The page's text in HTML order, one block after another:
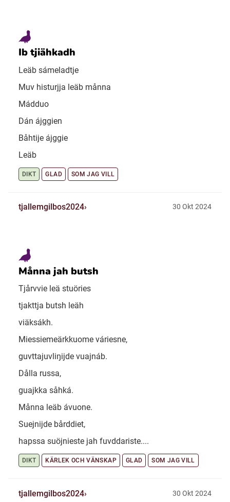
Ib tjiähkadh
Leäb sámeladtje
Muv histurjja leäb månna
Mádduo
Dán ájggien
Båhtije ájggie
Leäb
DIKT GLAD SOM JAG VILL
tjallemgilbos2024 30 Okt 2024
Månna jah butsh
Tjårvvie leä stuöries
tjakttja butsh leäh
viäksákh.
Miessiemeärkkuome váriesne,
guvttajuvliŋijde vuajnáb.
Dålla russa,
guajkka såhká.
Månna leäb ávuone.
Suejnijde bårddiet,
hapssa suöjnieste jah fuvddariste....
DIKT KÄRLEK OCH VÄNSKAP GLAD SOM JAG VILL
tjallemgilbos2024 30 Okt 2024